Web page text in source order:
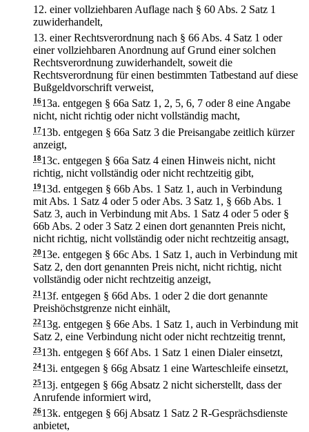
12. einer vollziehbaren Auflage nach § 60 Abs. 2 Satz 1
zuwiderhandelt,
13. einer Rechtsverordnung nach § 66 Abs. 4 Satz 1 oder
einer vollziehbaren Anordnung auf Grund einer solchen
Rechtsverordnung zuwiderhandelt, soweit die
Rechtsverordnung für einen bestimmten Tatbestand auf diese
Bußgeldvorschrift verweist,
1613a. entgegen § 66a Satz 1, 2, 5, 6, 7 oder 8 eine Angabe
nicht, nicht richtig oder nicht vollständig macht,
1713b. entgegen § 66a Satz 3 die Preisangabe zeitlich kürzer
anzeigt,
1813c. entgegen § 66a Satz 4 einen Hinweis nicht, nicht
richtig, nicht vollständig oder nicht rechtzeitig gibt,
1913d. entgegen § 66b Abs. 1 Satz 1, auch in Verbindung
mit Abs. 1 Satz 4 oder 5 oder Abs. 3 Satz 1, § 66b Abs. 1
Satz 3, auch in Verbindung mit Abs. 1 Satz 4 oder 5 oder §
66b Abs. 2 oder 3 Satz 2 einen dort genannten Preis nicht,
nicht richtig, nicht vollständig oder nicht rechtzeitig ansagt,
2013e. entgegen § 66c Abs. 1 Satz 1, auch in Verbindung mit
Satz 2, den dort genannten Preis nicht, nicht richtig, nicht
vollständig oder nicht rechtzeitig anzeigt,
21 13f. entgegen § 66d Abs. 1 oder 2 die dort genannte
Preishöchstgrenze nicht einhält,
2213g. entgegen § 66e Abs. 1 Satz 1, auch in Verbindung mit
Satz 2, eine Verbindung nicht oder nicht rechtzeitig trennt,
2313h. entgegen § 66f Abs. 1 Satz 1 einen Dialer einsetzt,
2413i. entgegen § 66g Absatz 1 eine Warteschleife einsetzt,
2513j. entgegen § 66g Absatz 2 nicht sicherstellt, dass der
Anrufende informiert wird,
2613k. entgegen § 66j Absatz 1 Satz 2 R-Gesprächsdienste
anbietet,